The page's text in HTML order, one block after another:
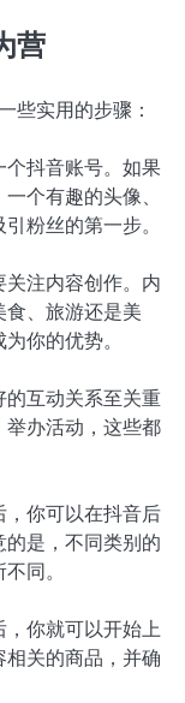
营
些实用的步骤：
个抖音账号。如果
个有趣的头像、
粉丝的第一步。
关注内容创作。内
、旅游还是美
你的优势。
的互动关系至关重
办活动，这些都
，你可以在抖音后
是，不同类别的
同。
，你就可以开始上
关的商品，并确